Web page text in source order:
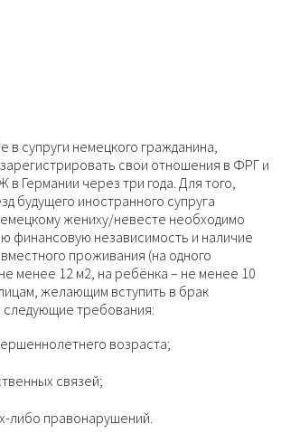
в супруги немецкого гражданина,
свои отношения в ФРГ и
в Германии через три года. Для того,
будущего иностранного супруга
жениху/невесте необходимо
финансовую независимость и наличие
проживания (на одного
менее 12 м2, на ребёнка – не менее 10
желающим вступить в брак
следующие требования:
возраста;
связей;
либо правонарушений.